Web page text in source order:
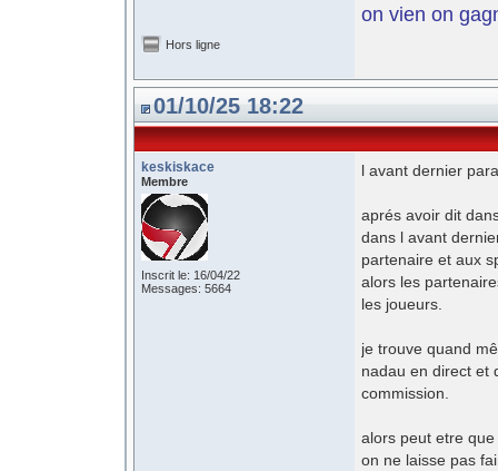
on vien on
Hors ligne
01/10/25 18:22
keskiskace
Membre
Inscrit le: 16/04/22
Messages: 5664
l avant dernier
aprés avoir dit
dans l avant
partenaire et aux
alors les
les joueurs.
je trouve quand
nadau en direct et
commission.
alors peut etre
on ne laisse pas